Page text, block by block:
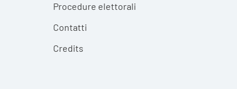
Procedure elettorali
Contatti
Credits